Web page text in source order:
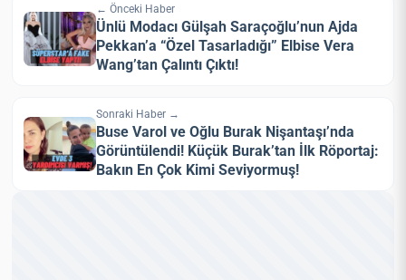
← Önceki Haber
Ünlü Modacı Gülşah Saraçoğlu’nun Ajda
Pekkan’a “Özel Tasarladığı” Elbise Vera
Wang’tan Çalıntı Çıktı!
Sonraki Haber →
Buse Varol ve Oğlu Burak Nişantaşı’nda
Görüntülendi! Küçük Burak’tan İlk Röportaj:
Bakın En Çok Kimi Seviyormuş!